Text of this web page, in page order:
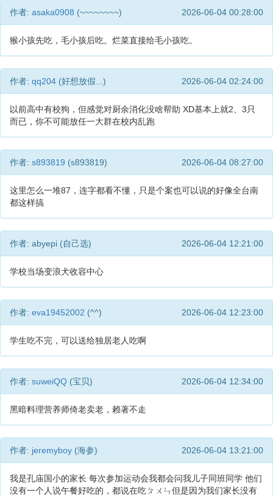
作者: asaka0908 (~~~~~~~~) 2026-06-04 00:28:00
猴小孩先吃，毛小孩后吃。烂菜直接给毛小孩吃。
作者: qq204 (好想放假...) 2026-06-04 02:24:00
以前高中有校狗，但感觉对厨余消化没啥帮助 XD基本上就2、3只
而已，你不可能放任一大群在校内乱跑
作者: s893819 (s893819) 2026-06-04 08:27:00
这里怎么一堆87，连字都看不懂，只是个案也可以说的好像全台南
都这样搞
作者: abyepi (自己选) 2026-06-04 12:21:00
学校当场变浪犬收容中心
作者: eva19452002 (^^) 2026-06-04 12:23:00
学生吃不完，可以送给独居老人吃啊
作者: suweiQQ (宝贝) 2026-06-04 12:34:00
黑暗料理营养师倚老卖老，赖著不走
作者: jeremyboy (海参) 2026-06-04 13:21:00
我是孔庙国小的家长 每次参加运动会我都会问我儿子同班同学 他们
没有一个人说午餐好吃的，都说在吃ㄆㄨㄣ但是因为我们家长没有